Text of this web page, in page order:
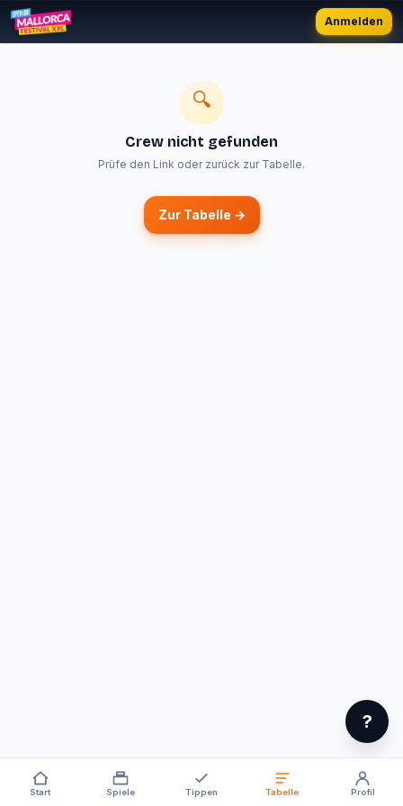
Anmelden
🔍
Crew nicht gefunden
Prüfe den Link oder zurück zur Tabelle.
Zur Tabelle →
Start Spiele Tippen Tabelle Profil
?